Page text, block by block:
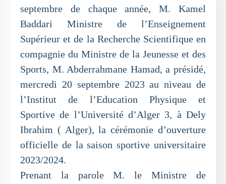
septembre de chaque année, M. Kamel
Baddari Ministre de l’Enseignement
Supérieur et de la Recherche Scientifique en
compagnie du Ministre de la Jeunesse et des
Sports, M. Abderrahmane Hamad, a présidé,
mercredi 20 septembre 2023 au niveau de
l’Institut de l’Education Physique et
Sportive de l’Université d’Alger 3, à Dely
Ibrahim ( Alger), la cérémonie d’ouverture
officielle de la saison sportive universitaire
2023/2024.
Prenant la parole M. le Ministre de